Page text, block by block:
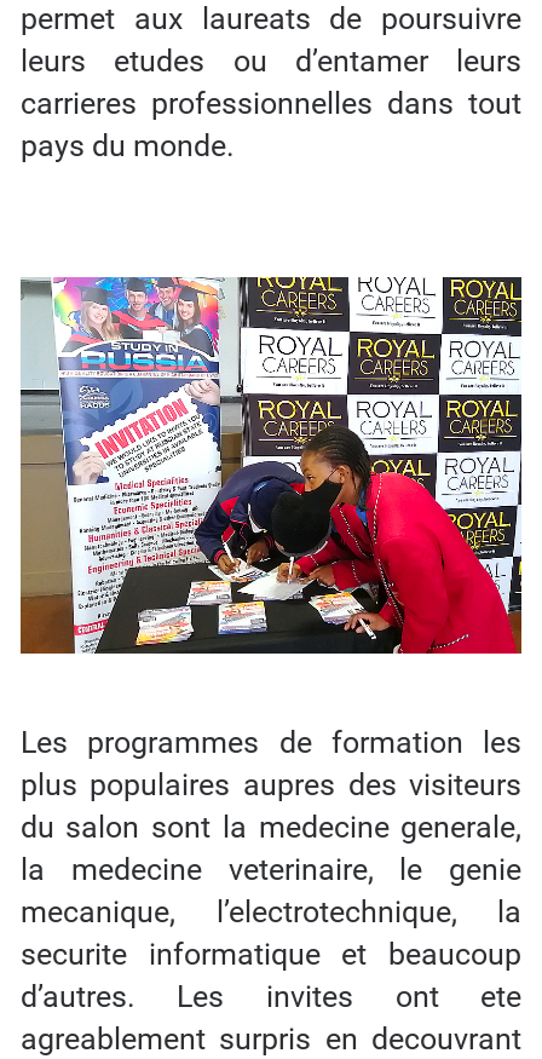
permet aux laureats de poursuivre
leurs etudes ou d’entamer leurs
carrieres professionnelles dans tout
pays du monde.
Les programmes de formation les
plus populaires aupres des visiteurs
du salon sont la medecine generale,
la medecine veterinaire, le genie
mecanique, l’electrotechnique, la
securite informatique et beaucoup
d’autres. Les invites ont ete
agreablement surpris en decouvrant